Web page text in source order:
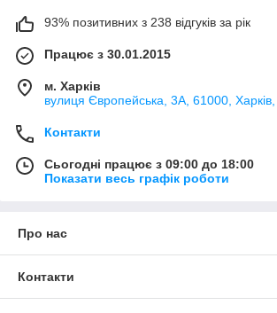
93% позитивних з 238 відгуків за рік
Працює з 30.01.2015
м. Харків
вулиця Європейська, 3А, 61000, Харків,
Контакти
Сьогодні працює з 09:00 до 18:00
Показати весь графік роботи
Про нас
Контакти